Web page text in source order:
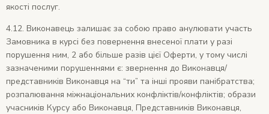
якості послуг.
4.12. Виконавець залишає за собою право анулювати участь
Замовника в курсі без повернення внесеної плати у разі
порушення ним, 2 або більше разів цієї Оферти, у тому числі
зазначеними порушеннями є: звернення до Виконавця/
представників Виконавця на “ти” та інші прояви панібратства;
розпалювання міжнаціональних конфліктів/конфліктів; образи
учасників Курсу або Виконавця, Представників Виконавця,